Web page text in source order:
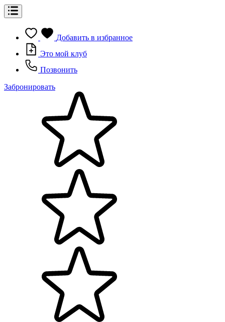
Добавить в избранное
Это мой клуб
Позвонить
Забронировать